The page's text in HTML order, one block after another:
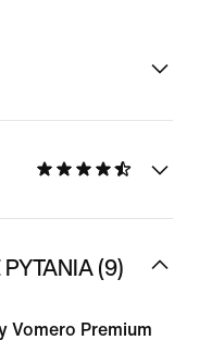
(9)
Vomero Premium